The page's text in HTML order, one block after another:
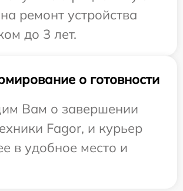
ремонт устройства
до 3 лет.
о готовности
Вам о завершении
Fagor, и курьер
в удобное место и